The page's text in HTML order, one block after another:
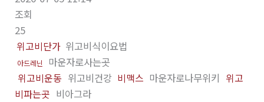
조회
25
위고비단가 위고비식이요법
아드레닌
마운자로사는곳
위고비운동 위고비건강 비맥스 마운자로나무위키 위고
비파는곳 비아그라